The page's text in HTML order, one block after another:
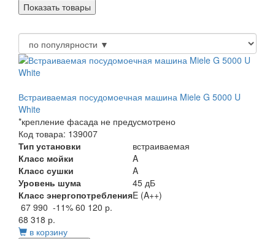
Встраиваемая посудомоечная машина Miele G 5000 U
White
*крепление фасада не предусмотрено
Код товара: 139007
Тип установки
встраиваемая
Класс мойки
A
Класс сушки
A
Уровень шума
45 дБ
Класс энергопотребленияE (A++)
67 990 -11% 60 120 р.
68 318 р.
в корзину